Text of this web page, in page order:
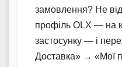
замовлення? Не
профіль OLX — на
застосунку — і
Доставка» → «Мої